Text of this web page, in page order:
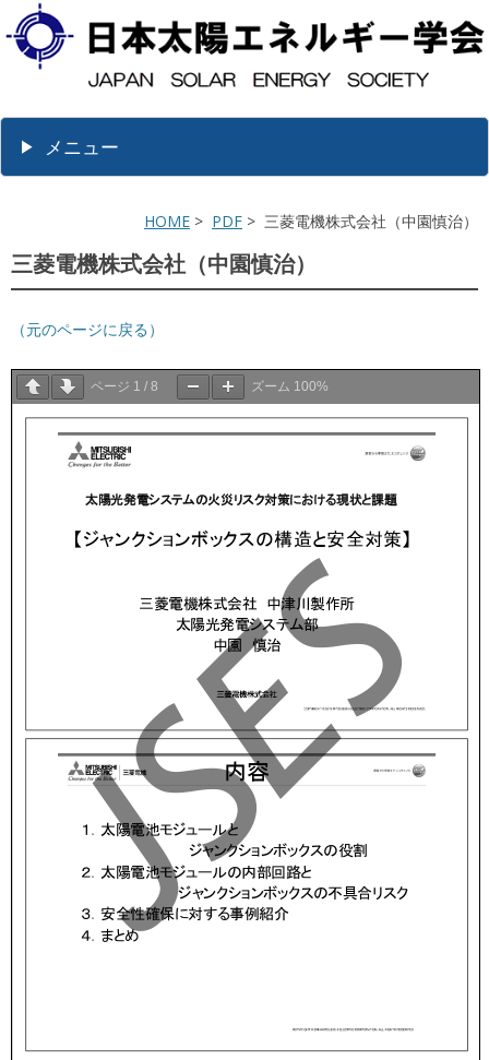
メニュー
HOME > PDF > 三菱電機株式会社（中園慎治）
三菱電機株式会社（中園慎治）
（元のページに戻る）
ページ 1 / 8 ズーム 100%